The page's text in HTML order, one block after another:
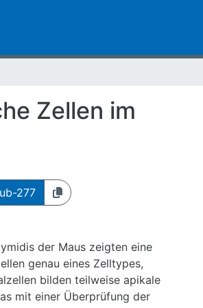
Zellen im
277
der Maus zeigten eine
genau eines Zelltypes,
bilden teilweise apikale
mit einer Überprüfung der